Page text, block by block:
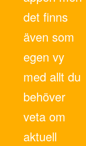
det finns
även som
egen vy
med allt du
behöver
veta om
aktuell